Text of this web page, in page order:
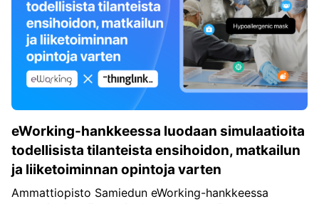
eWorking-hankkeessa luodaan simulaatioita
todellisista tilanteista ensihoidon, matkailun
ja liiketoiminnan opintoja varten
Ammattiopisto Samiedun eWorking-hankkeessa